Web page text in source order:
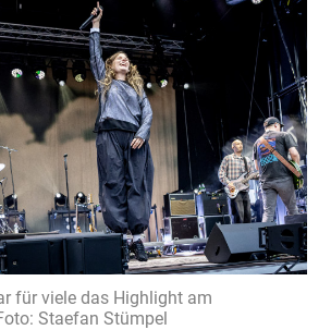
für viele das Highlight am
Staefan Stümpel